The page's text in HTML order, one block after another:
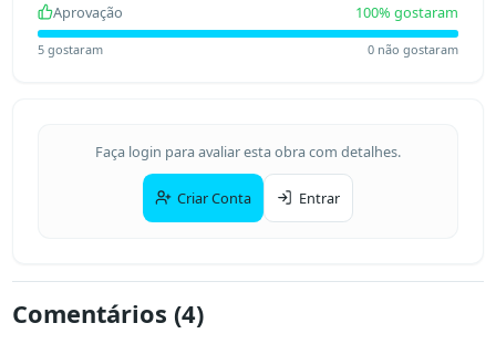
Aprovação 100% gostaram
5gostaram 0 não gostaram
Faça login para avaliar esta obra com detalhes.
Criar Conta Entrar
Comentários (4)